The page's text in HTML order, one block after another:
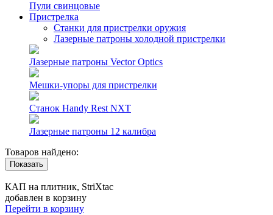
Пули свинцовые
Пристрелка
Станки для пристрелки оружия
Лазерные патроны холодной пристрелки
Лазерные патроны Vector Optics
Мешки-упоры для пристрелки
Станок Handy Rest NXT
Лазерные патроны 12 калибра
Товаров найдено:
Показать
КАП на плитник, StriXtac
добавлен в корзину
Перейти в корзину